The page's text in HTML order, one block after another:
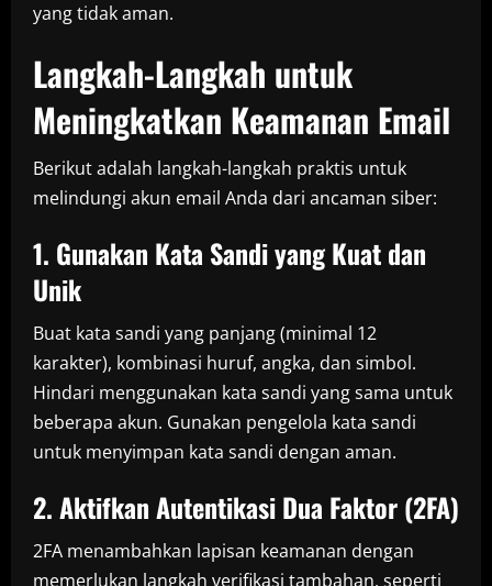
yang tidak aman.
Langkah-Langkah untuk
Meningkatkan Keamanan Email
Berikut adalah langkah-langkah praktis untuk
melindungi akun email Anda dari ancaman siber:
1. Gunakan Kata Sandi yang Kuat dan
Unik
Buat kata sandi yang panjang (minimal 12
karakter), kombinasi huruf, angka, dan simbol.
Hindari menggunakan kata sandi yang sama untuk
beberapa akun. Gunakan pengelola kata sandi
untuk menyimpan kata sandi dengan aman.
2. Aktifkan Autentikasi Dua Faktor (2FA)
2FA menambahkan lapisan keamanan dengan
memerlukan langkah verifikasi tambahan, seperti